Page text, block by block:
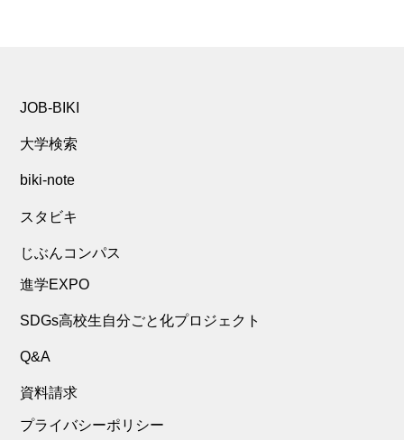
JOB-BIKI
大学検索
biki-note
スタビキ
じぶんコンパス
進学EXPO
SDGs高校生自分ごと化プロジェクト
Q&A
資料請求
プライバシーポリシー